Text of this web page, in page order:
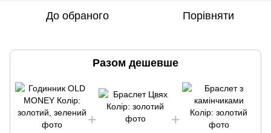
До обраного Порівняти
Разом дешевше